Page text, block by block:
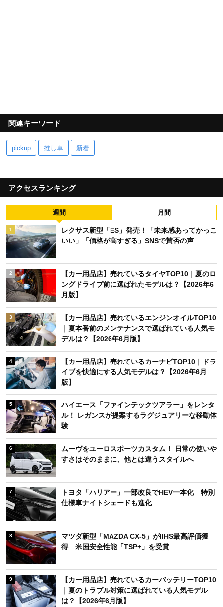
関連キーワード
pickup 推し車 新着
アクセスランキング
週間 月間
1
レクサス新型「ES」発売！「未来感あってかっこ
いい」「価格が高すぎる」SNSで賛否の声
2
【カー用品店】売れているタイヤTOP10｜夏のロ
ングドライブ前に選ばれたモデルは？【2026年6
月版】
3
【カー用品店】売れているエンジンオイルTOP10
｜夏本番前のメンテナンスで選ばれている人気モ
デルは？【2026年6月版】
4
【カー用品店】売れているカーナビTOP10｜ドラ
イブを快適にする人気モデルは？【2026年6月
版】
5
ハイエース「ファインテックツアラー」をレンタ
ル！ レガンスが提案するラグジュアリーな移動体
験
6
ムーヴをユーロスポーツカスタム！ 日常の使いや
すさはそのままに、他とは違うスタイルへ
7
トヨタ「ハリアー」一部改良でHEV一本化 特別
仕様車ナイトシェードも進化
8
マツダ新型「MAZDA CX-5」がIIHS最高評価獲
得 米国安全性能「TSP+」を受賞
9
【カー用品店】売れているカーバッテリーTOP10
｜夏のトラブル対策に選ばれている人気モデル
は？【2026年6月版】